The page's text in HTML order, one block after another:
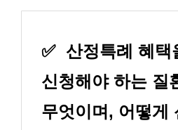
✅ 산정특례 혜택
신청해야 하는 질
무엇이며, 어떻게